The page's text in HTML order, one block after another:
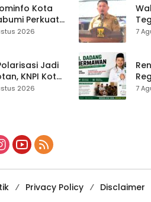
Beri Data
Kota
Perkuat
Data2026
Jadi
KNPI Kota
Ajak
2026
7
7
Privacy Policy Disclaimer